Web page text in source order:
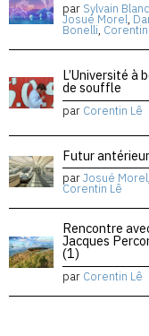
par Sylvain
Josué Morel,
Bonelli,
L’Université à
de souffle
par Corentin Lê
Futur antérieur
parJosué Morel,
Corentin Lê
Rencontre
Jacques
(1)
par Corentin Lê